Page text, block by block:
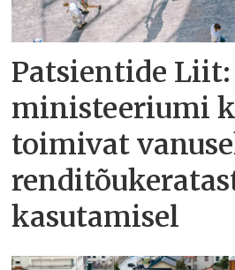
Patsientide Liit:
ministeeriumi
toimivat
kasutamisel